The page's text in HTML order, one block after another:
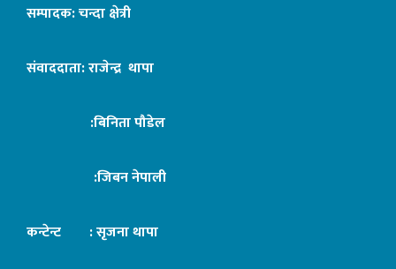
सम्पादक: चन्दा क्षेत्री
संवाददाता: राजेन्द्र थापा
:बिनिता पौडेल
:जिबन नेपाली
कन्टेन्ट : सृजना थापा